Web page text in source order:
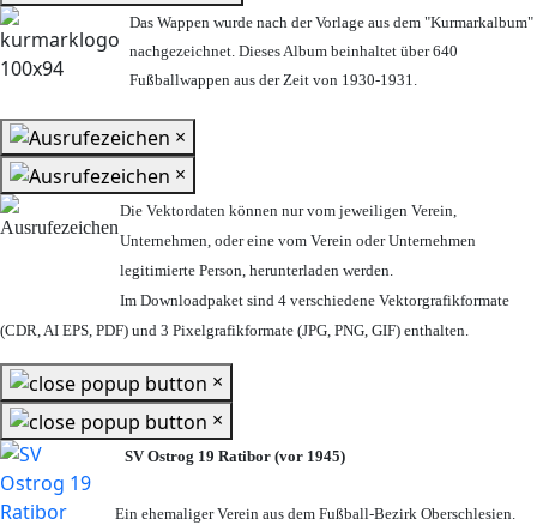
Das Wappen wurde nach der Vorlage aus dem "Kurmarkalbum"
nachgezeichnet. Dieses Album beinhaltet über 640
Fußballwappen aus der Zeit von 1930-1931.
×
×
Die Vektordaten können nur vom jeweiligen Verein,
Unternehmen, oder eine vom Verein oder Unternehmen
legitimierte Person, herunterladen werden.
Im Downloadpaket sind 4 verschiedene Vektorgrafikformate
(CDR, AI EPS, PDF) und 3 Pixelgrafikformate (JPG, PNG, GIF) enthalten.
×
×
SV Ostrog 19 Ratibor (vor 1945)
Ein ehemaliger Verein aus dem Fußball-Bezirk Oberschlesien.